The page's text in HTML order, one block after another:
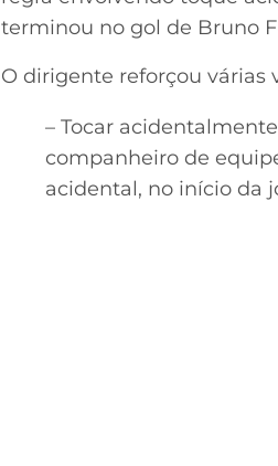
terminou no gol de Bruno
O dirigente reforçou várias
– Tocar
companheiro de
acidental, no início da